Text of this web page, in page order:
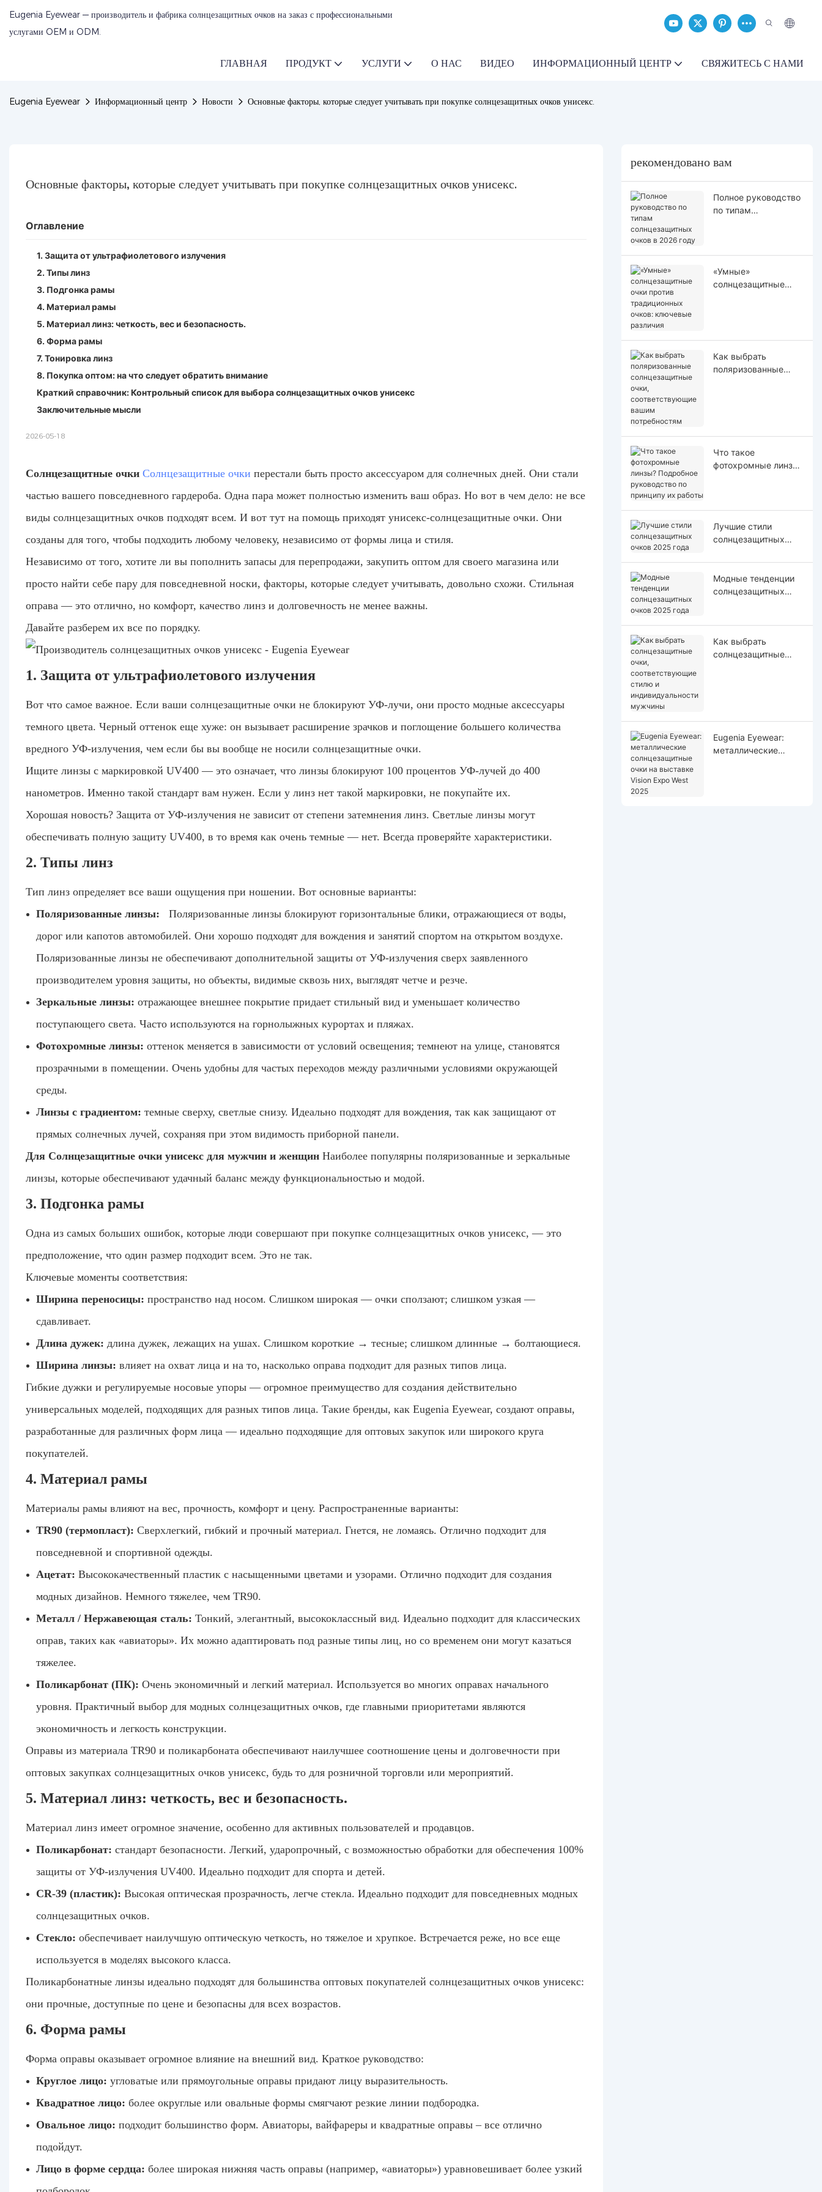
Eugenia Eyewear — производитель и фабрика солнцезащитных очков на заказ с профессиональными
услугами OEM и ODM.
ГЛАВНАЯ ПРОДУКТ УСЛУГИ О НАС ВИДЕО ИНФОРМАЦИОННЫЙ ЦЕНТР СВЯЖИТЕСЬ С НАМИ
Eugenia Eyewear Информационный центр Новости Основные факторы, которые следует учитывать при покупке солнцезащитных очков унисекс.
Основные факторы, которые следует учитывать при покупке солнцезащитных очков унисекс.
Оглавление
1. Защита от ультрафиолетового излучения
2. Типы линз
3. Подгонка рамы
4. Материал рамы
5. Материал линз: четкость, вес и безопасность.
6. Форма рамы
7. Тонировка линз
8. Покупка оптом: на что следует обратить внимание
Краткий справочник: Контрольный список для выбора солнцезащитных очков унисекс
Заключительные мысли
2026-05-18
Солнцезащитные очки Солнцезащитные очки перестали быть просто аксессуаром для солнечных дней. Они стали
частью вашего повседневного гардероба. Одна пара может полностью изменить ваш образ. Но вот в чем дело: не все
виды солнцезащитных очков подходят всем. И вот тут на помощь приходят унисекс-солнцезащитные очки. Они
созданы для того, чтобы подходить любому человеку, независимо от формы лица и стиля.
Независимо от того, хотите ли вы пополнить запасы для перепродажи, закупить оптом для своего магазина или
просто найти себе пару для повседневной носки, факторы, которые следует учитывать, довольно схожи. Стильная
оправа — это отлично, но комфорт, качество линз и долговечность не менее важны.
Давайте разберем их все по порядку.
1. Защита от ультрафиолетового излучения
Вот что самое важное. Если ваши солнцезащитные очки не блокируют УФ-лучи, они просто модные аксессуары
темного цвета. Черный оттенок еще хуже: он вызывает расширение зрачков и поглощение большего количества
вредного УФ-излучения, чем если бы вы вообще не носили солнцезащитные очки.
Ищите линзы с маркировкой UV400 — это означает, что линзы блокируют 100 процентов УФ-лучей до 400
нанометров. Именно такой стандарт вам нужен. Если у линз нет такой маркировки, не покупайте их.
Хорошая новость? Защита от УФ-излучения не зависит от степени затемнения линз. Светлые линзы могут
обеспечивать полную защиту UV400, в то время как очень темные — нет. Всегда проверяйте характеристики.
2. Типы линз
Тип линз определяет все ваши ощущения при ношении. Вот основные варианты:
Поляризованные линзы:
Поляризованные линзы блокируют горизонтальные блики, отражающиеся от воды,
дорог или капотов автомобилей. Они хорошо подходят для вождения и занятий спортом на открытом воздухе.
Поляризованные линзы не обеспечивают дополнительной защиты от УФ-излучения сверх заявленного
производителем уровня защиты, но объекты, видимые сквозь них, выглядят четче и резче.
Зеркальные линзы: отражающее внешнее покрытие придает стильный вид и уменьшает количество
поступающего света. Часто используются на горнолыжных курортах и ​​пляжах.
Фотохромные линзы: оттенок меняется в зависимости от условий освещения; темнеют на улице, становятся
прозрачными в помещении. Очень удобны для частых переходов между различными условиями окружающей
среды.
Линзы с градиентом: темные сверху, светлые снизу. Идеально подходят для вождения, так как защищают от
прямых солнечных лучей, сохраняя при этом видимость приборной панели.
ДляСолнцезащитные очки унисекс для мужчин и женщинНаиболее популярны поляризованные и зеркальные
линзы, которые обеспечивают удачный баланс между функциональностью и модой.
3. Подгонка рамы
Одна из самых больших ошибок, которые люди совершают при покупке солнцезащитных очков унисекс, — это
предположение, что один размер подходит всем. Это не так.
Ключевые моменты соответствия:
Ширина переносицы: пространство над носом. Слишком широкая — очки сползают; слишком узкая —
сдавливает.
Длина дужек: длина дужек, лежащих на ушах. Слишком короткие → тесные; слишком длинные → болтающиеся.
Ширина линзы: влияет на охват лица и на то, насколько оправа подходит для разных типов лица.
Гибкие дужки и регулируемые носовые упоры — огромное преимущество для создания действительно
универсальных моделей, подходящих для разных типов лица. Такие бренды, как Eugenia Eyewear, создают оправы,
разработанные для различных форм лица — идеально подходящие для оптовых закупок или широкого круга
покупателей.
4. Материал рамы
Материалы рамы влияют на вес, прочность, комфорт и цену. Распространенные варианты:
TR90 (термопласт): Сверхлегкий, гибкий и прочный материал. Гнется, не ломаясь. Отлично подходит для
повседневной и спортивной одежды.
Ацетат: Высококачественный пластик с насыщенными цветами и узорами. Отлично подходит для создания
модных дизайнов. Немного тяжелее, чем TR90.
Металл / Нержавеющая сталь: Тонкий, элегантный, высококлассный вид. Идеально подходит для классических
оправ, таких как «авиаторы». Их можно адаптировать под разные типы лиц, но со временем они могут казаться
тяжелее.
Поликарбонат (ПК): Очень экономичный и легкий материал. Используется во многих оправах начального
уровня. Практичный выбор для модных солнцезащитных очков, где главными приоритетами являются
экономичность и легкость конструкции.
Оправы из материала TR90 и поликарбоната обеспечивают наилучшее соотношение цены и долговечности при
оптовых закупках солнцезащитных очков унисекс, будь то для розничной торговли или мероприятий.
5. Материал линз: четкость, вес и безопасность.
Материал линз имеет огромное значение, особенно для активных пользователей и продавцов.
Поликарбонат: стандарт безопасности. Легкий, ударопрочный, с возможностью обработки для обеспечения 100%
защиты от УФ-излучения UV400. Идеально подходит для спорта и детей.
CR-39 (пластик): Высокая оптическая прозрачность, легче стекла. Идеально подходит для повседневных модных
солнцезащитных очков.
Стекло: обеспечивает наилучшую оптическую четкость, но тяжелое и хрупкое. Встречается реже, но все еще
используется в моделях высокого класса.
Поликарбонатные линзы идеально подходят для большинства оптовых покупателей солнцезащитных очков унисекс:
они прочные, доступные по цене и безопасны для всех возрастов.
6. Форма рамы
Форма оправы оказывает огромное влияние на внешний вид. Краткое руководство:
Круглое лицо: угловатые или прямоугольные оправы придают лицу выразительность.
Квадратное лицо: более округлые или овальные формы смягчают резкие линии подбородка.
Овальное лицо: подходит большинство форм. Авиаторы, вайфареры и квадратные оправы – все отлично
подойдут.
Лицо в форме сердца: более широкая нижняя часть оправы (например, «авиаторы») уравновешивает более узкий
рекомендовано вам
Полное руководство
по типам
«Умные»
солнцезащитные
Как выбрать
поляризованные
Что такое
фотохромные линзы?
Лучшие стили
солнцезащитных
Модные тенденции
солнцезащитных
Как выбрать
солнцезащитные
Eugenia Eyewear:
металлические